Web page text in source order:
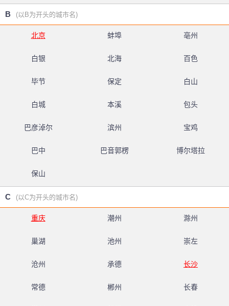
B (以B为开头的城市名)
北京 蚌埠 亳州
白银 北海 百色
毕节 保定 白山
白城 本溪 包头
巴彦淖尔 滨州 宝鸡
巴中 巴音郭楞 博尔塔拉
保山
C (以C为开头的城市名)
重庆 潮州 滁州
巢湖 池州 崇左
沧州 承德 长沙
常德 郴州 长春